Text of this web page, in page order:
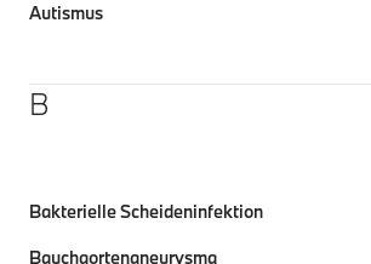
Autismus
B
Bakterielle Scheideninfektion
Bauchaortenaneurysma